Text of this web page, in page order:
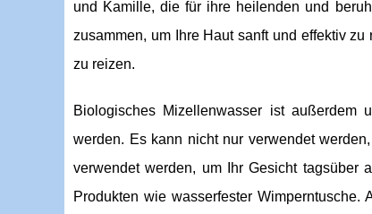
und Kamille, die für ihre heilenden und
zusammen, um Ihre Haut sanft und effektiv
zu reizen.
Biologisches Mizellenwasser ist
werden. Es kann nicht nur verwendet
verwendet werden, um Ihr Gesicht tagsüber
Produkten wie wasserfester